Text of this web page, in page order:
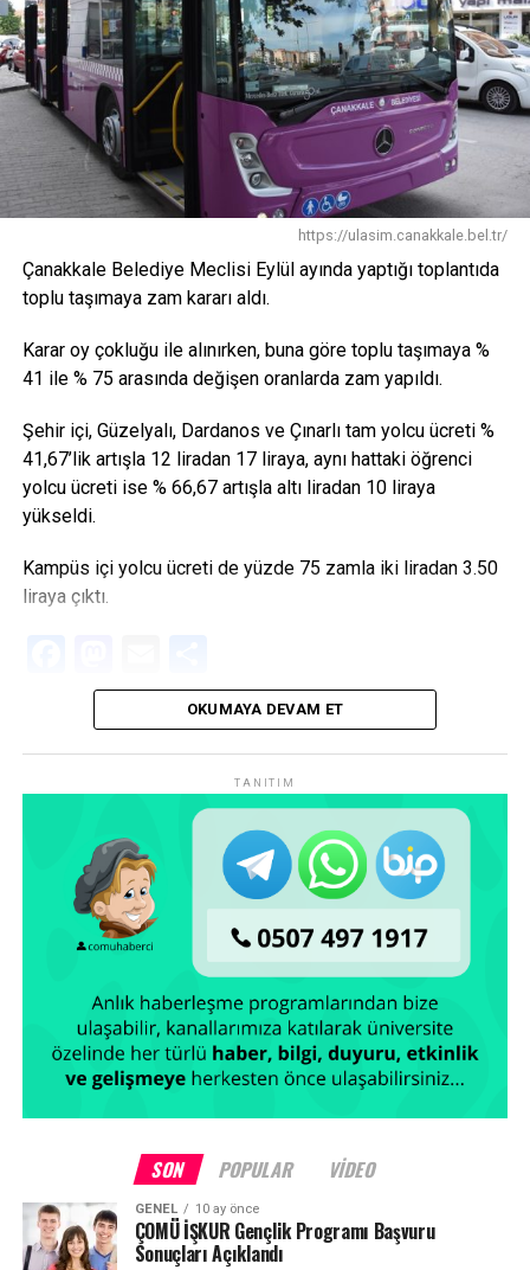
https://ulasim.canakkale.bel.tr/
Çanakkale Belediye Meclisi Eylül ayında yaptığı toplantıda
toplu taşımaya zam kararı aldı.
Karar oy çokluğu ile alınırken, buna göre toplu taşımaya %
41 ile % 75 arasında değişen oranlarda zam yapıldı.
Şehir içi, Güzelyalı, Dardanos ve Çınarlı tam yolcu ücreti %
41,67’lik artışla 12 liradan 17 liraya, aynı hattaki öğrenci
yolcu ücreti ise % 66,67 artışla altı liradan 10 liraya
yükseldi.
Kampüs içi yolcu ücreti de yüzde 75 zamla iki liradan 3.50
liraya çıktı.
OKUMAYA DEVAM ET
TANITIM
SON POPULAR VIDEO
GENEL 10 ay önce
ÇOMÜ İŞKUR Gençlik Programı Başvuru
Sonuçları Açıklandı